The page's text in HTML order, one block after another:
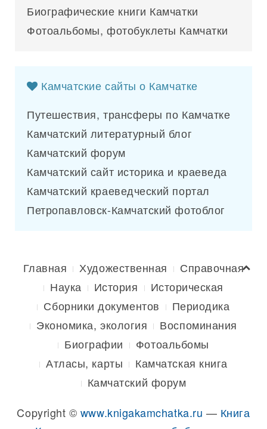
Биографические книги Камчатки
Фотоальбомы, фотобуклеты Камчатки
Камчатские сайты о Камчатке
Путешествия, трансферы по Камчатке
Камчатский литературный блог
Камчатский форум
Камчатский сайт историка и краеведа
Камчатский краеведческий портал
Петропавловск-Камчатский фотоблог
Главная Художественная
Справочная
Наука
История
Историческая
Сборники документов
Периодика
Экономика, экология
Воспоминания
Биографии
Фотоальбомы
Атласы, карты
Камчатская книга
Камчатский форум
Copyright © www.knigakamchatka.ru — Книга